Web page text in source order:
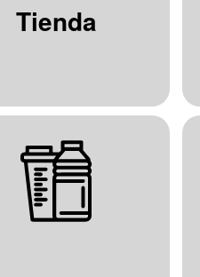
Tienda